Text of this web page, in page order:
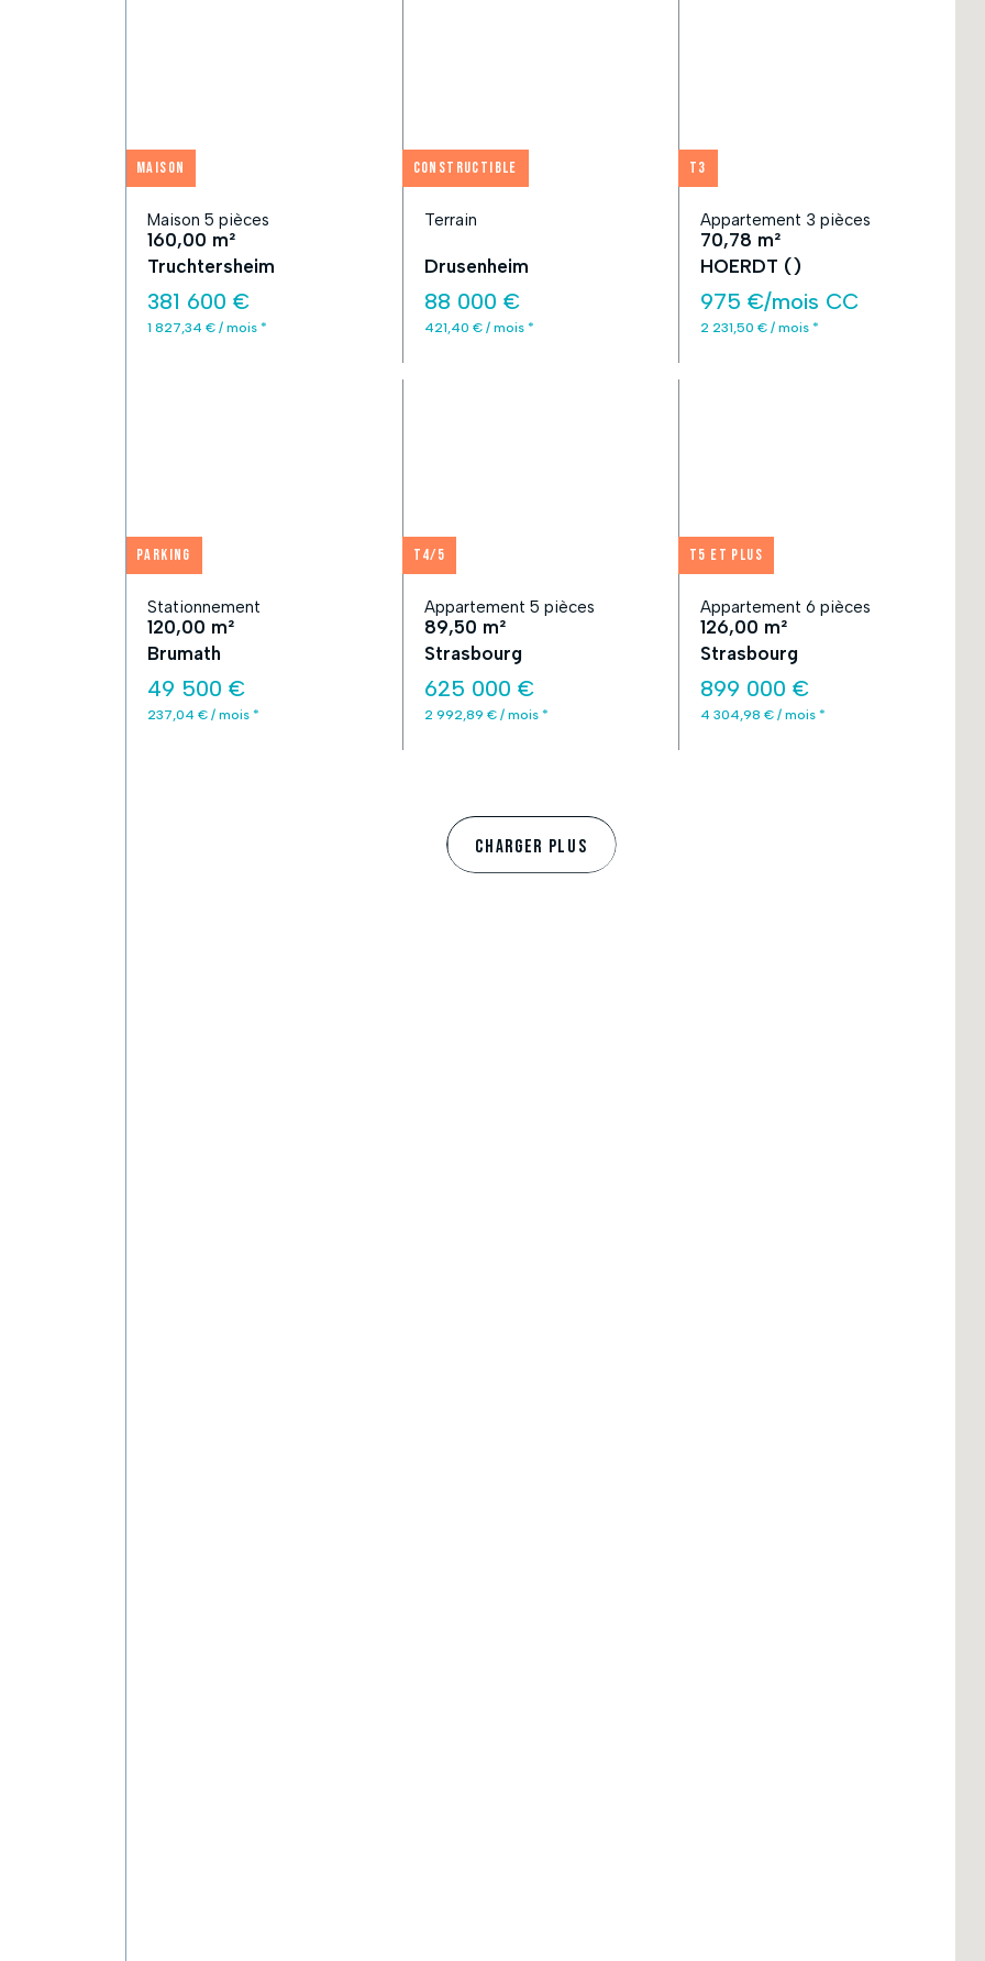
Maison
Maison 5 pièces
160,00 m²
Truchtersheim
381 600 €
1 827,34 € / mois *
Constructible
Terrain
Drusenheim
88 000 €
421,40 € / mois *
T3
Appartement 3 pièces
70,78 m²
HOERDT ()
975 €/mois CC
2 231,50 € / mois *
Parking
Stationnement
120,00 m²
Brumath
49 500 €
237,04 € / mois *
T4/5
Appartement 5 pièces
89,50 m²
Strasbourg
625 000 €
2 992,89 € / mois *
T5 et plus
Appartement 6 pièces
126,00 m²
Strasbourg
899 000 €
4 304,98 € / mois *
CHARGER PLUS